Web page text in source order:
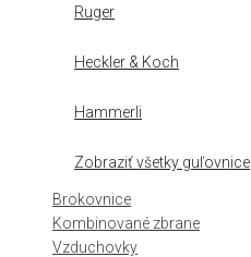
Ruger
Heckler & Koch
Hammerli
Zobraziť všetky guľovnice
Brokovnice
Kombinované zbrane
Vzduchovky